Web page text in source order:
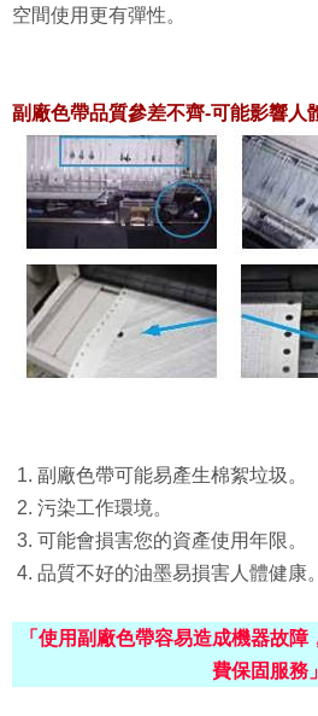
空間使用更有彈性。
副廠色帶品質參差不齊-可能影響人
1. 副廠色帶可能易產生棉絮垃圾。
2. 污染工作環境。
3. 可能會損害您的資產使用年限。
4. 品質不好的油墨易損害人體健康。
「使用副廠色帶容易造成機器故
費保固服務」